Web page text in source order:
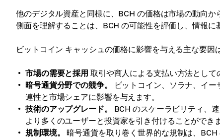
他のデジタル資産と同様に、BCH の価格は市場の動向
側面を理解することは、BCH の可能性を評価し、情報に
ビットコイン キャッシュの価格に影響を与える主な要因
市場の需要と採用 取引や商人による支払い方法として
暗号通貨分野での競争。
ビットコイン、ソラナ、イ
連性と市場シェアに影響を与えます。
技術のアップグレード。
BCH のスケーラビリティ、
より多くのユーザーと投資家を引き付けることができま
規制環境。
暗号通貨を取り巻く世界的な規制は、